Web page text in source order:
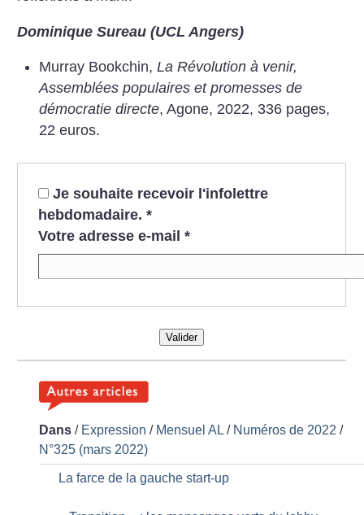
Dominique Sureau (UCL Angers)
Murray Bookchin, La Révolution à venir,
Assemblées populaires et promesses de
démocratie directe, Agone, 2022, 336 pages,
22 euros.
Je souhaite recevoir l'infolettre
hebdomadaire. *
Votre adresse e-mail *
Valider
Dans / Expression / Mensuel AL / Numéros de 2022 /
N°325 (mars 2022)
La farce de la gauche start-up